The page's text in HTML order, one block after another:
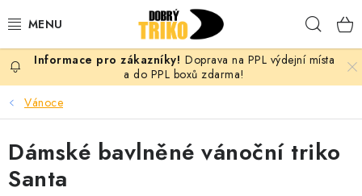
na
PRO ŽENY
PRO MUŽE
PRO DĚTI
Doprava na PPL výdejní místa
a do PPL boxů zdarma!
Vánoce
Dámské bavlněné vánoční triko
Santa